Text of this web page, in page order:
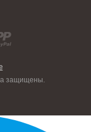
защищены.